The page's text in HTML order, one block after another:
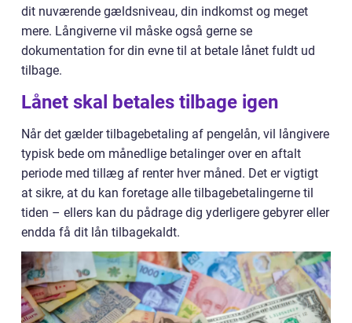
dit nuværende gældsniveau, din indkomst og meget
mere. Långiverne vil måske også gerne se
dokumentation for din evne til at betale lånet fuldt ud
tilbage.
Lånet skal betales tilbage igen
Når det gælder tilbagebetaling af pengelån, vil långivere
typisk bede om månedlige betalinger over en aftalt
periode med tillæg af renter hver måned. Det er vigtigt
at sikre, at du kan foretage alle tilbagebetalingerne til
tiden – ellers kan du pådrage dig yderligere gebyrer eller
endda få dit lån tilbagekaldt.